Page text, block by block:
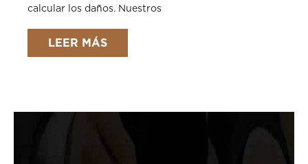
calcular los daños. Nuestros
LEER MÁS